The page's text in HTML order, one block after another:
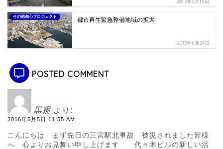
2015年3月15日
その他都心プロジェクト 都市再生緊急整備地域の拡大
2013年6月29日
POSTED COMMENT
黒霧 より:
2016年5月5日 11:55 AM
こんにちは まず先日の三宮駅北事故 被災されました皆様
へ 心よりお見舞い申し上げます 代々木ビルの新しい活